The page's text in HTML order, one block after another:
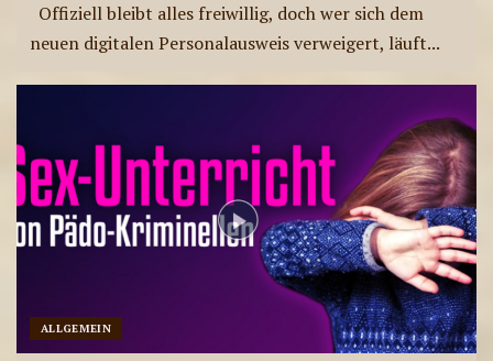
Offiziell bleibt alles freiwillig, doch wer sich dem
neuen digitalen Personalausweis verweigert, läuft...
ALLGEMEIN